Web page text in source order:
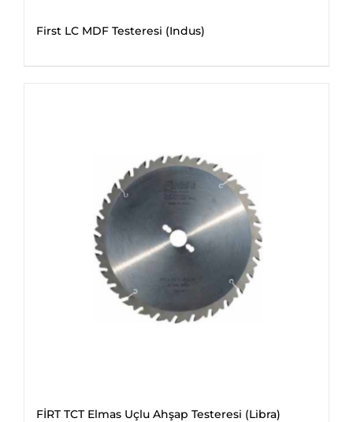
First LC MDF Testeresi (Indus)
FİRT TCT Elmas Uçlu Ahşap Testeresi (Libra)